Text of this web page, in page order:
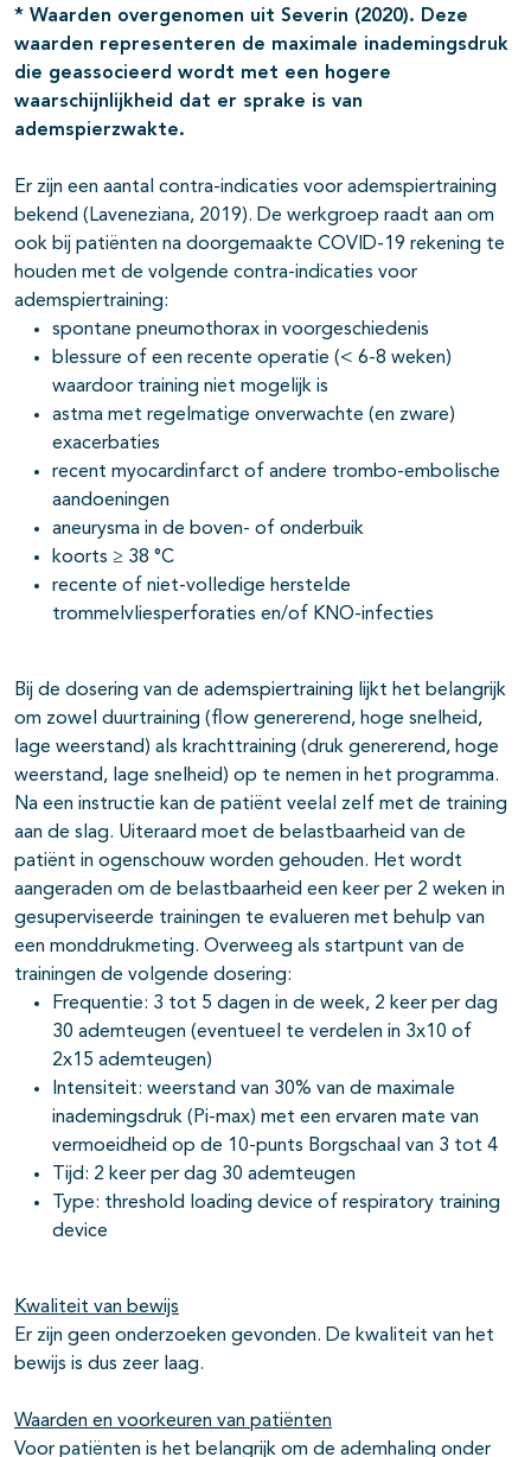
* Waarden overgenomen uit Severin (2020). Deze
waarden representeren de maximale inademingsdruk
die geassocieerd wordt met een hogere
waarschijnlijkheid dat er sprake is van
ademspierzwakte.
Er zijn een aantal contra-indicaties voor ademspiertraining
bekend (Laveneziana, 2019). De werkgroep raadt aan om
ook bij patiënten na doorgemaakte COVID-19 rekening te
houden met de volgende contra-indicaties voor
ademspiertraining:
spontane pneumothorax in voorgeschiedenis
blessure of een recente operatie (< 6-8 weken)
waardoor training niet mogelijk is
astma met regelmatige onverwachte (en zware)
exacerbaties
recent myocardinfarct of andere trombo-embolische
aandoeningen
aneurysma in de boven- of onderbuik
koorts ≥ 38 °C
recente of niet-volledige herstelde
trommelvliesperforaties en/of KNO-infecties
Bij de dosering van de ademspiertraining lijkt het belangrijk
om zowel duurtraining (flow genererend, hoge snelheid,
lage weerstand) als krachttraining (druk genererend, hoge
weerstand, lage snelheid) op te nemen in het programma.
Na een instructie kan de patiënt veelal zelf met de training
aan de slag. Uiteraard moet de belastbaarheid van de
patiënt in ogenschouw worden gehouden. Het wordt
aangeraden om de belastbaarheid een keer per 2 weken in
gesuperviseerde trainingen te evalueren met behulp van
een monddrukmeting. Overweeg als startpunt van de
trainingen de volgende dosering:
Frequentie: 3 tot 5 dagen in de week, 2 keer per dag
30 ademteugen (eventueel te verdelen in 3x10 of
2x15 ademteugen)
Intensiteit: weerstand van 30% van de maximale
inademingsdruk (Pi-max) met een ervaren mate van
vermoeidheid op de 10-punts Borgschaal van 3 tot 4
Tijd: 2 keer per dag 30 ademteugen
Type: threshold loading device of respiratory training
device
Kwaliteit van bewijs
Er zijn geen onderzoeken gevonden. De kwaliteit van het
bewijs is dus zeer laag.
Waarden en voorkeuren van patiënten
Voor patiënten is het belangrijk om de ademhaling onder